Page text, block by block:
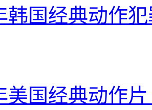
韩国经典动作
美国经典动作